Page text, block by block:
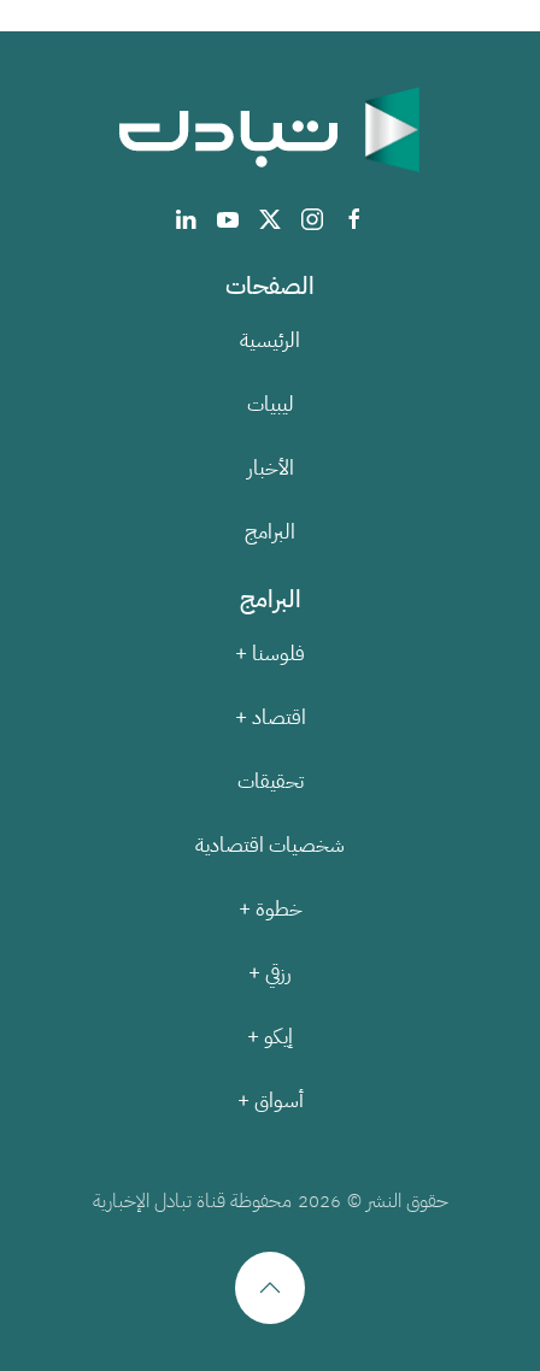
الصفحات
الرئيسية
ليبيات
الأخبار
البرامج
البرامج
فلوسنا +
اقتصاد +
تحقيقات
شخصيات اقتصادية
خطوة +
رزقي +
إيكو +
أسواق +
حقوق النشر © 2026 محفوظة قناة تبادل الإخبارية